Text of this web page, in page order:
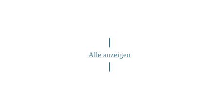
Alle anzeigen